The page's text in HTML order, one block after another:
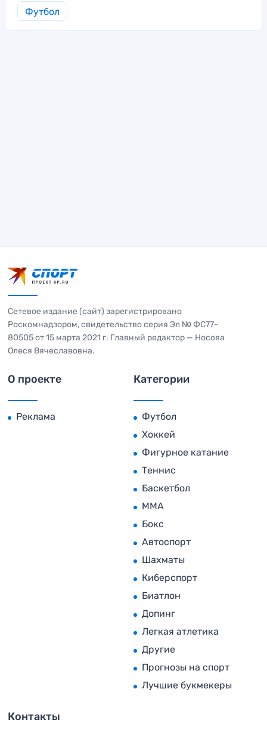
Футбол
Сетевое издание (сайт) зарегистрировано
Роскомнадзором, свидетельство серия Эл № ФС77-
80505 от 15 марта 2021 г. Главный редактор — Носова
Олеся Вячеславовна.
О проекте
Реклама
Категории
Футбол
Хоккей
Фигурное катание
Теннис
Баскетбол
MMA
Бокс
Автоспорт
Шахматы
Киберспорт
Биатлон
Допинг
Легкая атлетика
Другие
Прогнозы на спорт
Лучшие букмекеры
Контакты